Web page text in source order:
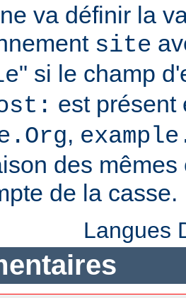
va définir la
site
" si le champ
est présent
,
des
de la casse.
Langues